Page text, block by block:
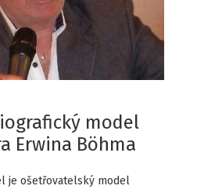
model
Erwina Böhma
je ošetřovatelský model